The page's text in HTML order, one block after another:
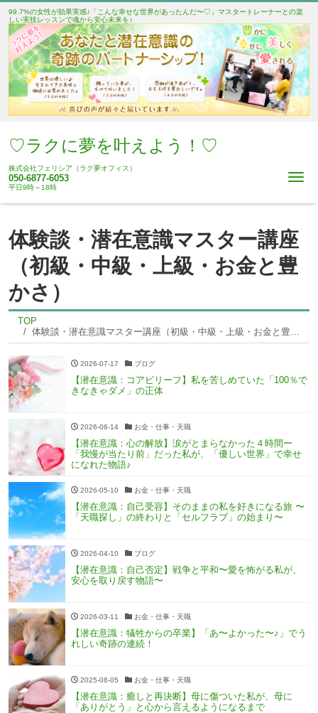
99.7%の女性が効果実感♪「こんな幸せな世界があったんだ〜♡」マスタートレーナーとの楽
しい実技レッスンで魂から安心未来を♪
♡ラクに夢を叶えよう！♡
株式会社フェリシア（ラク夢オフィス）
050-6877-6053
平日9時～18時
体験談・潜在意識マスター講座
（初級・中級・上級・お金と豊
かさ）
TOP
体験談・潜在意識マスター講座（初級・中級・上級・お金と豊かさ）
2026-07-17 ブログ
【潜在意識：コアビリーフ】私を苦しめていた「100％で
きなきゃダメ」の正体
2026-06-14 お金・仕事・天職
【潜在意識：心の解放】涙がとまらなかった４時間ー
「我慢が当たり前」だった私が、「優しい世界」で幸せ
になれた物語♪
2026-05-10 お金・仕事・天職
【潜在意識：自己受容】そのままの私を好きになる旅 〜
「天職探し」の終わりと「セルフラブ」の始まり〜
2026-04-10 ブログ
【潜在意識：自己否定】戦争と平和〜愛を怖がる私が、
安心を取り戻す物語〜
2026-03-11 お金・仕事・天職
【潜在意識：犠牲からの卒業】「あ〜よかった〜♪」でう
れしい奇跡の連続！
2025-08-05 お金・仕事・天職
【潜在意識：癒しと再決断】母に傷ついた私が、母に
「ありがとう」と心から言えるようになるまで